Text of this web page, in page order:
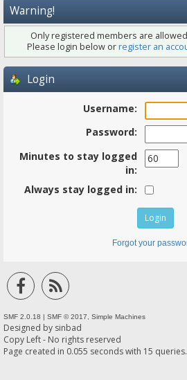
Warning!
Only registered members are
Please login below orregister an
Login
Username:
Password:
Minutes to stay logged
in:
Always stay logged in:
Forgot your
SMF 2.0.18 | SMF © 2017 Simple Machines
Designed by sinbad
Copy Left - No rights reserved
Page created in 0.055 seconds with 15 queries.